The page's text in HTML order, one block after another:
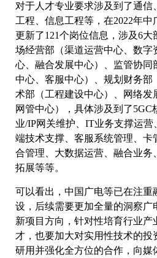
对于人才专业要求涉及到了通信
工程、信息工程等，在2022年
更新了121个岗位信息，涉及6大
场经营部（渠道运营中心、数字
心、融合发展中心）、监管协同
中心、客服中心）、规划财务部
术部（工程建设中心）、网络发
网管中心），具体涉及到了5GC
业/IP网关维护、IT业务支撑运
端技术支撑、客服系统管理、卡
合管理、大数据运营、融合业务
拓展等等。
可以看出，中国广电等已在注重
设，后续需要更加全量的洞察广
新项目方向，针对性培育行业产
才，也要加大对实用性技术的投
研用并强化全方位的合作，向媒